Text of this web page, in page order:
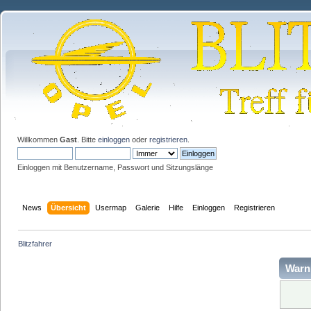
Willkommen Gast . Bitte einloggen oder registrieren
Einloggen mit Benutzername, Passwort und Sitzungslänge
News Übersicht Usermap Galerie Hilfe Einloggen Registrieren
Blitzfahrer